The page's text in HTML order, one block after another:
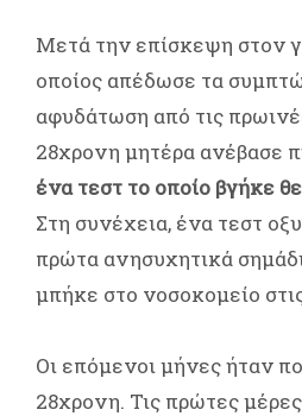
Μετά την επίσκεψη στον
οποίος απέδωσε τα
αφυδάτωση από τις
28χρονη μητέρα ανέβασε
ένα τεστ το οποίο βγήκε
Στη συνέχεια, ένα τεστ
πρώτα ανησυχητικά
μπήκε στο νοσοκομείο
Οι επόμενοι μήνες ήταν
28χρονη. Τις πρώτες